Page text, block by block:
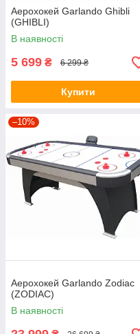
Аерохокей Garlando Ghibli
(GHIBLI)
В наявності
5 699 ₴ 6 299 ₴
Купити
–10%
Аерохокей Garlando Zodiac
(ZODIAC)
В наявності